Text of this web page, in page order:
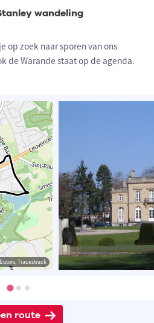
wandeling
op zoek naar sporen van ons
de Warande staat op de agenda.
Tracestrack
route